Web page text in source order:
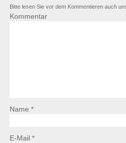
Bitte lesen Sie vor dem Kommentieren auch
Kommentar
Name *
E-Mail *